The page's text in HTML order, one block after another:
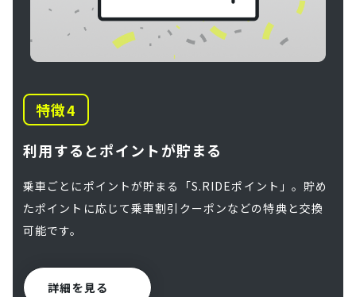
特徴
利用するとポイントが貯まる
乗車ごとにポイントが貯まる「S.RIDEポイント」。貯め
たポイントに応じて乗車割引クーポンなどの特典と交換
可能です。
詳細を見る